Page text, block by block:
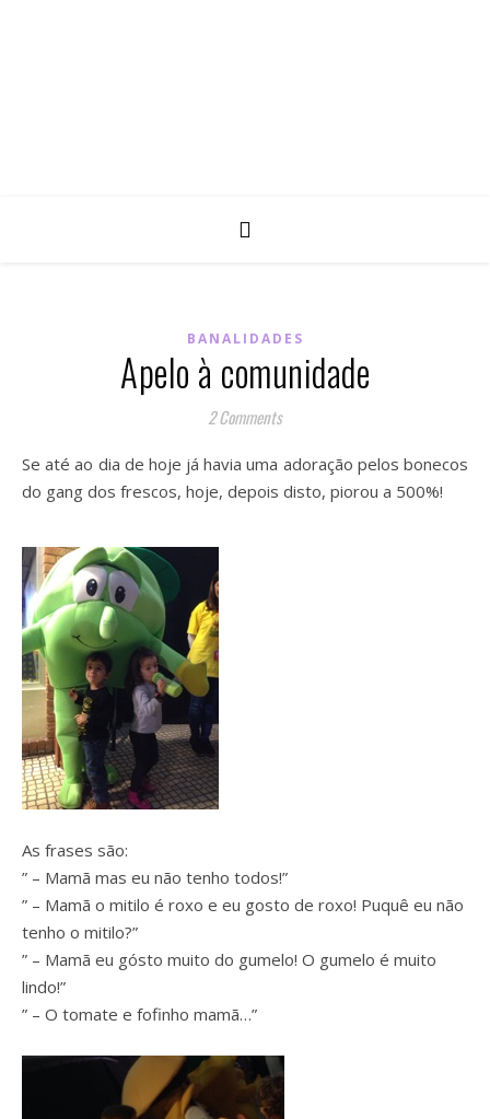
BANALIDADES
Apelo à comunidade
2 Comments
Se até ao dia de hoje já havia uma adoração pelos bonecos
do gang dos frescos, hoje, depois disto, piorou a 500%!
As frases são:
” – Mamã mas eu não tenho todos!”
” – Mamã o mitilo é roxo e eu gosto de roxo! Puquê eu não
tenho o mitilo?”
” – Mamã eu gósto muito do gumelo! O gumelo é muito
lindo!”
” – O tomate e fofinho mamã…”